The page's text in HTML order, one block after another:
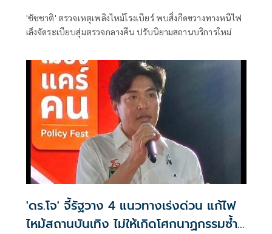
'ชัชชาติ' ตรวจเหตุเพลิงไหม้โรงเบียร์ พบสิ่งกีดขวางทางหนีไฟ
เล็งจัดระเบียบสุ่มตรวจกลางคืน ปรับนิยามสถานบริการใหม่
'ดร.โจ' จี้รัฐวาง 4 แนวทางเร่งด่วน แก้ไฟ
ไหม้สถานบันเทิง ไม่ให้เกิดโศกนาฏกรรมซ้ำ